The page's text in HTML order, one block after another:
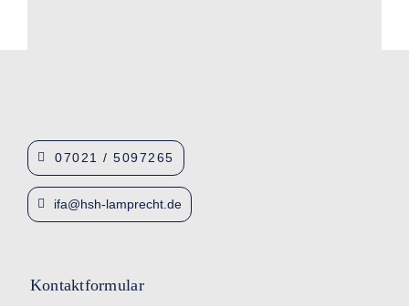
07021 / 5097265
ifa@hsh-lamprecht.de
Kontaktformular